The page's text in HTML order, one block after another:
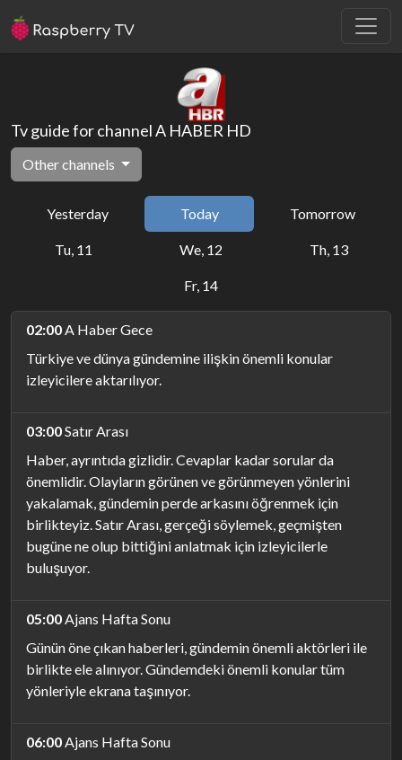
Tv guide for channel A HABER HD
Other channels
Yesterday Today Tomorrow
Tu, 11 We, 12 Th, 13
Fr, 14
02:00A Haber Gece
Türkiye ve dünya gündemine ilişkin önemli konular
izleyicilere aktarılıyor.
03:00Satır Arası
Haber, ayrıntıda gizlidir. Cevaplar kadar sorular da
önemlidir. Olayların görünen ve görünmeyen yönlerini
yakalamak, gündemin perde arkasını öğrenmek için
birlikteyiz. Satır Arası, gerçeği söylemek, geçmişten
bugüne ne olup bittiğini anlatmak için izleyicilerle
buluşuyor.
05:00Ajans Hafta Sonu
Günün öne çıkan haberleri, gündemin önemli aktörleri ile
birlikte ele alınıyor. Gündemdeki önemli konular tüm
yönleriyle ekrana taşınıyor.
06:00Ajans Hafta Sonu